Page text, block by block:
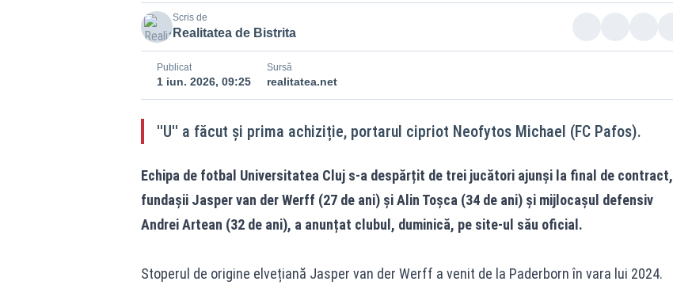
Scris de
Realitatea de Bistrita
Publicat
1 iun. 2026, 09:25
Sursă
realitatea.net
''U'' a făcut și prima achiziție, portarul cipriot Neofytos Michael (FC Pafos).
Echipa de fotbal Universitatea Cluj s-a despărțit de trei jucători ajunși la final de contract,
fundașii Jasper van der Werff (27 de ani) și Alin Toșca (34 de ani) și mijlocașul defensiv
Andrei Artean (32 de ani), a anunțat clubul, duminică, pe site-ul său oficial.
Stoperul de origine elvețiană Jasper van der Werff a venit de la Paderborn în vara lui 2024.